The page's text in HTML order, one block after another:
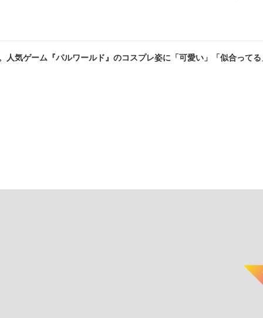
人気ゲーム『パルワールド』のコスプレ姿に「可愛い」「似合って